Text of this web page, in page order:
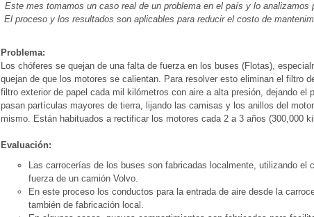
Este mes tomamos un caso real de un problema en el país y lo analizamos
El proceso y los resultados son aplicables para reducir el costo de
Problema:
Los chóferes se quejan de una falta de fuerza en los buses (Flotas),
quejan de que los motores se calientan. Para resolver esto eliminan el filtro
filtro exterior de papel cada mil kilómetros con aire a alta presión, dejando el
pasan partículas mayores de tierra, lijando las camisas y los anillos del
mismo. Están habituados a rectificar los motores cada 2 a 3 años (300,000
Evaluación:
Las carrocerías de los buses son fabricadas localmente, utilizando el
fuerza de un camión Volvo.
En este proceso los conductos para la entrada de aire desde la
también de fabricación local.